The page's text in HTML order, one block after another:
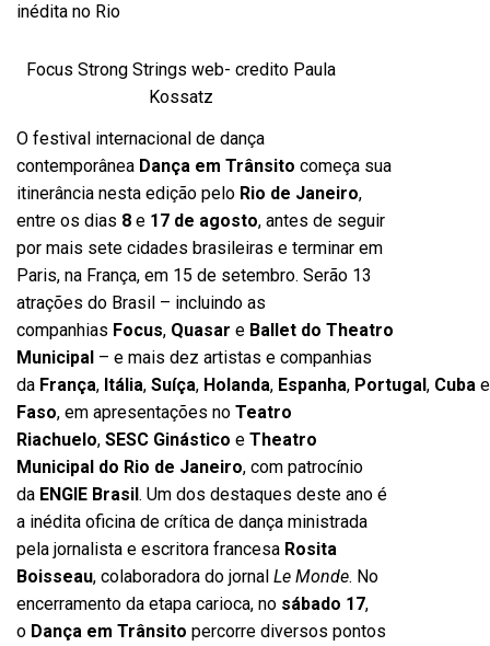
inédita no Rio
Focus Strong Strings web- credito Paula
Kossatz
O festival internacional de dança
contemporânea Dança em Trânsito começa sua
itinerância nesta edição pelo Rio de Janeiro,
entre os dias 8 e 17 de agosto, antes de seguir
por mais sete cidades brasileiras e terminar em
Paris, na França, em 15 de setembro. Serão 13
atrações do Brasil – incluindo as
companhias Focus, Quasar e Ballet do Theatro
Municipal – e mais dez artistas e companhias
da França, Itália, Suíça, Holanda, Espanha, Portugal, Cuba
Faso, em apresentações no Teatro
Riachuelo, SESC Ginástico e Theatro
Municipal do Rio de Janeiro, com patrocínio
da ENGIE Brasil. Um dos destaques deste ano é
a inédita oficina de crítica de dança ministrada
pela jornalista e escritora francesa Rosita
Boisseau, colaboradora do jornal Le Monde. No
encerramento da etapa carioca, no sábado 17,
o Dança em Trânsito percorre diversos pontos